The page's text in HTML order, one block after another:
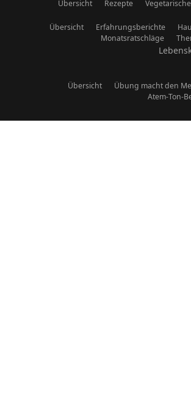
Übersicht Rezepte
Übersicht Erfahrungsberichte
Monatsratschläge
Übersicht Übung macht den
Atem-Ton-